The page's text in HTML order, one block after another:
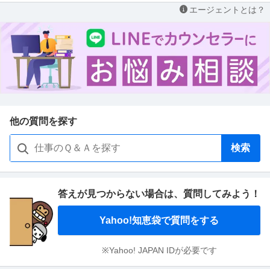
エージェントとは？
他の質問を探す
検索
答えが見つからない場合は、 質問してみよう！
Yahoo!知恵袋で質問をする
※Yahoo! JAPAN IDが必要です